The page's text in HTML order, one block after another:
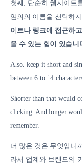
첫째, 단순히 웹사이트
임의의 이름을 선택하
이트나 링크에 접근하
을 수 있는 힘이 있습니
Also, keep it short and
between 6 to 14
Shorter than that would
clicking. And longer
remember.
더 많은 것은 무엇입니
라서 업계와 브랜드의